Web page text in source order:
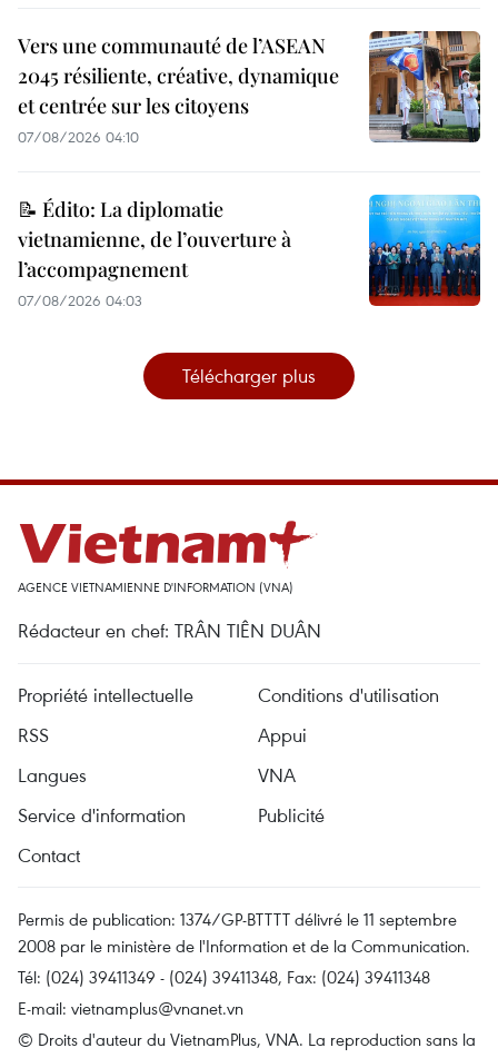
Vers une communauté de l’ASEAN
2045 résiliente, créative, dynamique
et centrée sur les citoyens
07/08/2026 04:10
📝 Édito: La diplomatie
vietnamienne, de l’ouverture à
l’accompagnement
07/08/2026 04:03
Télécharger plus
AGENCE VIETNAMIENNE D'INFORMATION (VNA)
Rédacteur en chef: TRÂN TIÊN DUÂN
Propriété intellectuelle
Conditions d'utilisation
RSS
Appui
Langues
VNA
Service d'information
Publicité
Contact
Permis de publication: 1374/GP-BTTTT délivré le 11 septembre
2008 par le ministère de l'Information et de la Communication.
Tél: (024) 39411349 - (024) 39411348, Fax: (024) 39411348
E-mail: vietnamplus@vnanet.vn
© Droits d'auteur du VietnamPlus, VNA. La reproduction sans la